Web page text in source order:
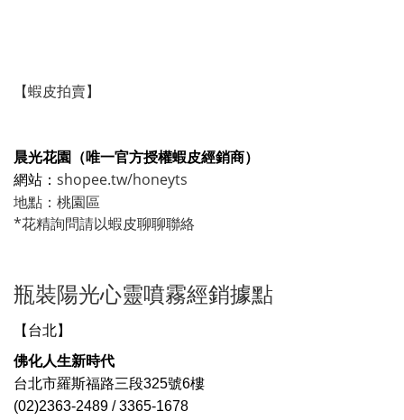
【蝦皮拍賣】
晨光花園（唯一官方授權蝦皮經銷商）
網站： shopee.tw/honeyts
地點：桃園區
*花精詢問請以蝦皮聊聊聯絡
瓶裝陽光心靈噴霧經銷據點
【台北】
佛化人生新時代
台北市羅斯福路三段325號6樓
(02)2363-2489 / 3365-1678